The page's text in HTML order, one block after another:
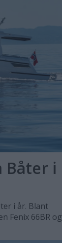
Båter i
i år. Blant
Fenix 66BR og